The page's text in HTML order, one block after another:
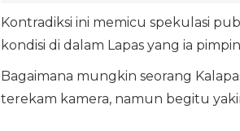
Kontradiksi ini memicu spekulasi
kondisi di dalam Lapas yang ia
Bagaimana mungkin seorang
terekam kamera, namun begitu